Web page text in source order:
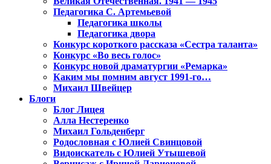
Педагогика С. Артемьевой
Педагогика школы
Педагогика двора
Конкурс короткого рассказа «Сестра таланта»
Конкурс «Во весь голос»
Конкурс новой драматургии «Ремарка»
Каким мы помним август 1991-го…
Михаил Швейцер
Блоги
Блог Лицея
Алла Нестеренко
Михаил Гольденберг
Родословная с Юлией Свинцовой
Видоискатель с Юлией Утышевой